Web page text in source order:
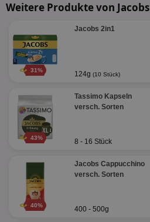
Weitere Produkte von Jacobs
31%
Jacobs 2in1
124g (10 Stück)
43%
Tassimo Kapseln
versch. Sorten
8 - 16 Stück
40%
Jacobs Cappucchino
versch. Sorten
400 - 500g